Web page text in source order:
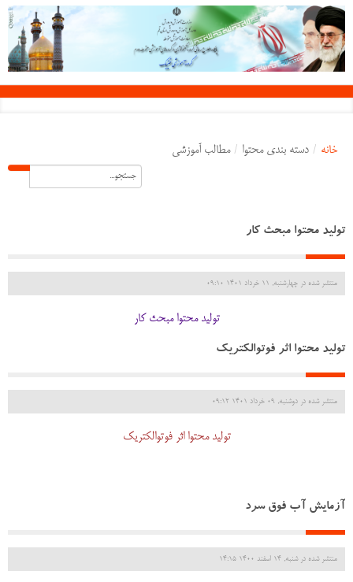
خانه / دسته بندی محتوا / مطالب آموزشی
تولید محتوا مبحث کار
منتشر شده در چهارشنبه, 11 خرداد 1401 09:10
تولید محتوا مبحث کار
تولید محتوا اثر فوتوالکتریک
منتشر شده در دوشنبه, 09 خرداد 1401 09:12
تولید محتوا اثر فوتوالکتریک
آزمایش آب فوق سرد
منتشر شده در شنبه, 14 اسفند 1400 14:15